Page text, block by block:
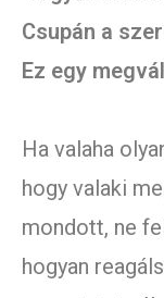
Csupán a
Ez egy
Ha valaha
hogy valaki
mondott, ne
hogyan